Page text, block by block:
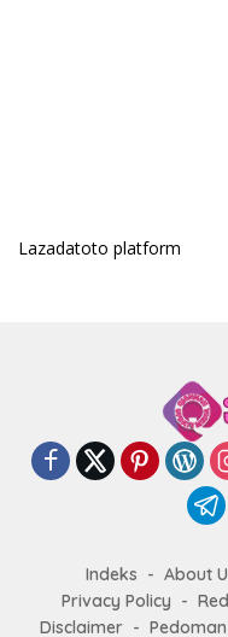
Lazadatoto platform
Indeks About
Privacy Policy
Disclaimer